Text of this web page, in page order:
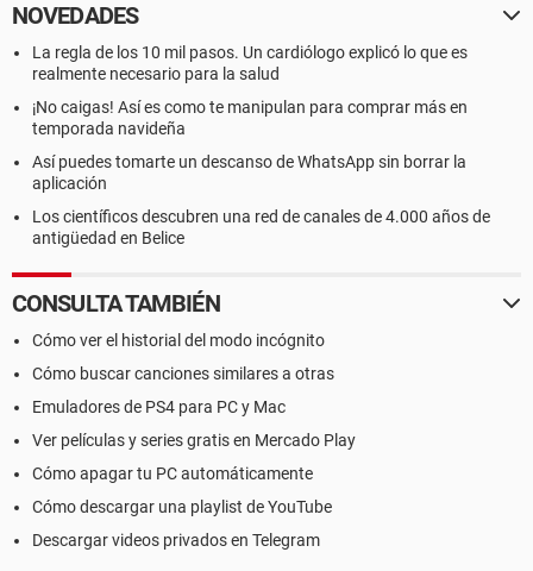
NOVEDADES
La regla de los 10 mil pasos. Un cardiólogo explicó lo que es
realmente necesario para la salud
¡No caigas! Así es como te manipulan para comprar más en
temporada navideña
Así puedes tomarte un descanso de WhatsApp sin borrar la
aplicación
Los científicos descubren una red de canales de 4.000 años de
antigüedad en Belice
CONSULTA TAMBIÉN
Cómo ver el historial del modo incógnito
Cómo buscar canciones similares a otras
Emuladores de PS4 para PC y Mac
Ver películas y series gratis en Mercado Play
Cómo apagar tu PC automáticamente
Cómo descargar una playlist de YouTube
Descargar videos privados en Telegram